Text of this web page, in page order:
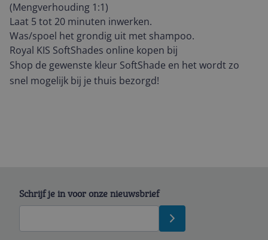
(Mengverhouding 1:1)
Laat 5 tot 20 minuten inwerken.
Was/spoel het grondig uit met shampoo.
Royal KIS SoftShades online kopen bij
Shop de gewenste kleur SoftShade en het wordt zo
snel mogelijk bij je thuis bezorgd!
Schrijf je in voor onze nieuwsbrief